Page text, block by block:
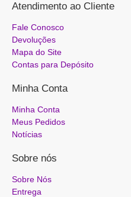
Atendimento ao Cliente
Fale Conosco
Devoluções
Mapa do Site
Contas para Depósito
Minha Conta
Minha Conta
Meus Pedidos
Notícias
Sobre nós
Sobre Nós
Entrega